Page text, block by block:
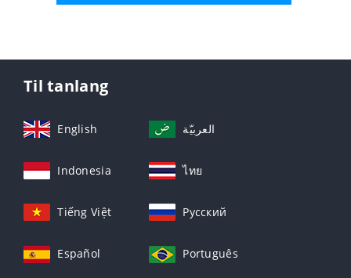
Til tanlang
English العربيّة
Indonesia ไทย
Tiếng Việt Русский
Español Português